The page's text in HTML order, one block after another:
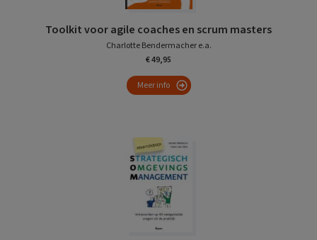
Toolkit voor agile coaches en scrum masters
Charlotte Bendermacher e.a.
€ 49,95
Meer info